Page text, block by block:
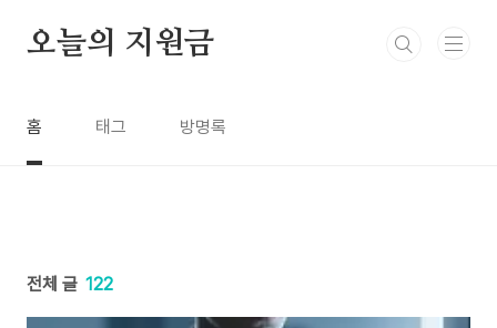
오늘의 지원금
홈 태그 방명록
전체 글 122